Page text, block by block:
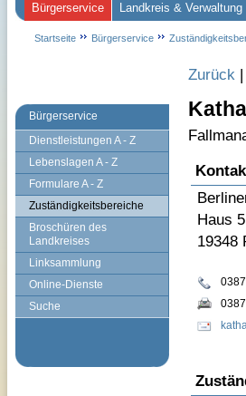
Bürgerservice
Dienstleistungen A - Z
Lebenslagen A - Z
Formulare A - Z
Zuständigkeitsbereiche
Broschüren des
Landkreises
Linksammlung
Online-Dienste
Suche
Zurück |
Haus
19348
Bürgerservice Landkreis & Verwaltung
Startseite Bürgerservice